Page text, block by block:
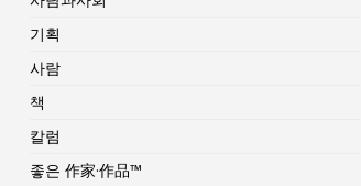
기획
사람
책
칼럼
좋은 作家·作品™